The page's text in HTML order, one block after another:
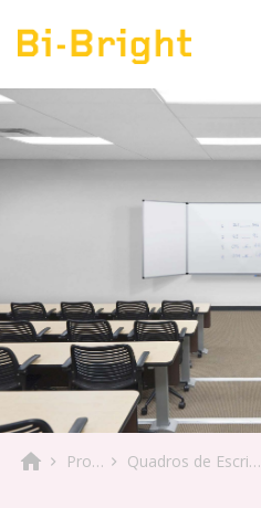
Produto Quadros de Escrita & Móveis